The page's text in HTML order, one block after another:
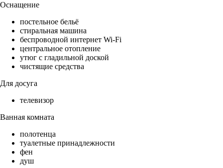
Оснащение
постельное бельё
стиральная машина
беспроводной интернет Wi-Fi
центральное отопление
утюг с гладильной доской
чистящие средства
Для досуга
телевизор
Ванная комната
полотенца
туалетные принадлежности
фен
душ